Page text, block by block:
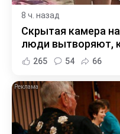
8 ч. назад
Скрытая камера
люди вытворяют,
265 54 66